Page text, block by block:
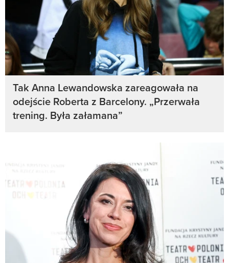
Tak Anna Lewandowska zareagowała na
odejście Roberta z Barcelony. „Przerwała
trening. Była załamana”